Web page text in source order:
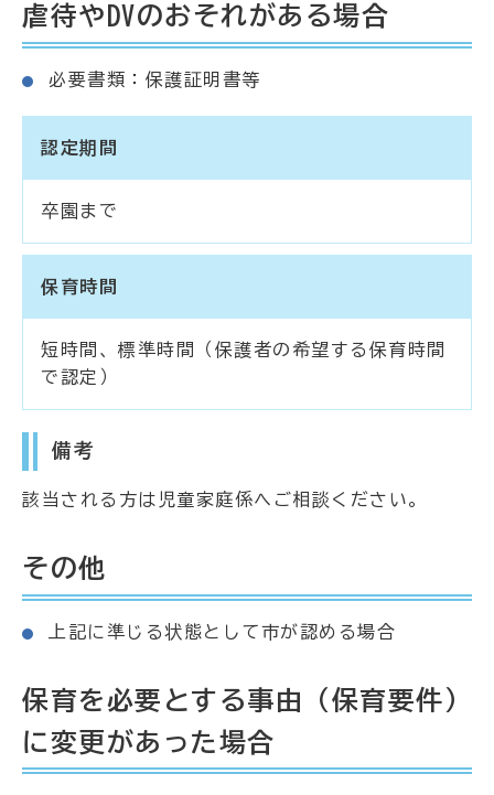
虐待やDVのおそれがある場合
必要書類：保護証明書等
認定期間
卒園まで
保育時間
短時間、標準時間（保護者の希望する保育時間
で認定）
備考
該当される方は児童家庭係へご相談ください。
その他
上記に準じる状態として市が認める場合
保育を必要とする事由（保育要件）
に変更があった場合